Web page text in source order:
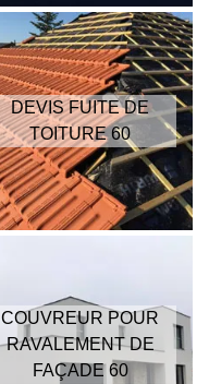
DEVIS FUITE DE
TOITURE 60
COUVREUR POUR
RAVALEMENT DE
FAÇADE 60